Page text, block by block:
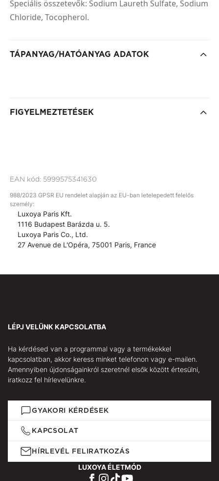
Speciális összetevők: Sodium Laureth Sulfate, Sodium
Chloride, Tocopherol.
TÁPANYAG/HATÓANYAG ADATOK
FIGYELMEZTETÉSEK
EAN kód: 5999575341630
988/2023 GPSR EU rendelet alapján az EU-ban letelepedett felelős
személy:
Luxoya Paris Kft.
1116 Budapest Barázda u. 5.
Luxoya Paris Co., Ltd.
27 Avenue de L'Opéra, 75001 Paris, France
LÉPJ VELÜNK KAPCSOLATBA
Ha kérdésed van a programmal vagy a termékekkel
kapcsolatban, akkor keress minket telefonon vagy e-mailen.
Amennyiben újdonságainkról szeretnél elsők között értesülni,
iratkozz fel hírlevelünkre.
GYAKORI KÉRDÉSEK
KAPCSOLAT
HÍRLEVÉL FELIRATKOZÁS
LUXOYA ÉLETMÓD